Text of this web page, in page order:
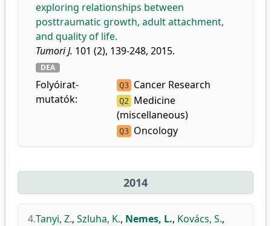
exploring relationships between
posttraumatic growth, adult attachment,
and quality of life.
Tumori J. 101 (2), 139-248, 2015.
DEA
Folyóirat-
mutatók:
Q3 Cancer Research
Q2 Medicine
(miscellaneous)
Q3 Oncology
2014
4.Tanyi, Z., Szluha, K., Nemes, L., Kovács, S.,